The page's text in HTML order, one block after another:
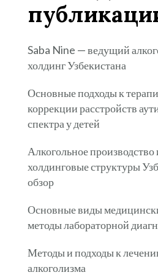
Saba Nine — ведущий
холдинг Узбекистана
Основные подходы к
коррекции расстройств
спектра у детей
Алкогольное производство
холдинговые структуры
обзор
Основные виды
методы лабораторной
Методы и подходы к
алкоголизма